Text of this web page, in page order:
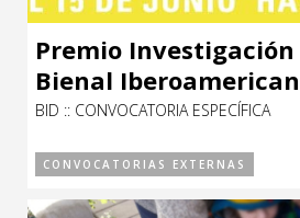
Premio Investigación
Bienal
BID :: CONVOCATORIA ESPECÍFICA
CONVOCATORIAS EXTERNAS